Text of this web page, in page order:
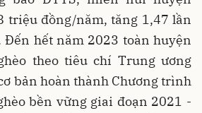
triệu đồng/năm, tăng 1,47 lần
Đến hết năm 2023 toàn huyện
theo tiêu chí Trung ương
bản hoàn thành Chương trình
bền vững giai đoạn 2021 -